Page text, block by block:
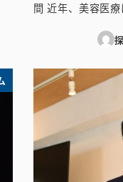
間 近年、美容医